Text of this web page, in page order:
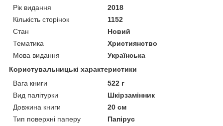
Рік видання
2018
Кількість сторінок
1152
Стан
Новий
Тематика
Християнство
Мова видання
Українська
Користувальницькі характеристики
Вага книги
522 г
Вид палітурки
Шкірзамінник
Довжина книги
20 см
Тип поверхні паперу
Папірус